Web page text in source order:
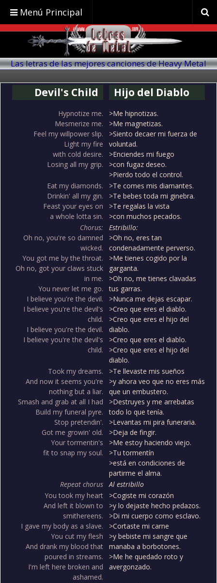
Menú Principal
Las letras de las mejores canciones de Heavy Metal
Devil's Child Hijo del Diablo
Hypnotize me.
Mesmerize me.
Feel my willpower slip.
Light my fire
with cold desire.
Losing all my grip.
>Me hipnotizas.
>Me magnetizas.
>Siento decaer mi fuerza de
voluntad.
>Enciendes mi fuego
>con fugaz deseo.
>Pierdo todo el control.
Eat my diamonds.
Drinkin' all my gin.
Feast your eyes on
a whole lotta sin.
>Te comes mis diamantes.
>Te bebes toda mi ginebra.
>Te regalas la vista
>con muchos pecados.
Chorus:
Oh no, you're so damned
wicked.
You got me by the throat.
Oh no, got your claws stuck
in me.
You never let me go.
I believe you're the devil.
I believe you're the devil's
child.
I believe you're the devil.
I believe you're the devil's
child.
Estribillo:
>Oh no, eres tan
condenadamente perverso.
>Me tienes cogido por la
garganta.
>Oh no, me tienes clavadas
tus garras.
>Nunca me dejas escapar.
>Creo que eres el diablo.
>Creo que eres el hijo del
diablo.
>Creo que eres el diablo.
>Creo que eres el hijo del
diablo.
Took my dreams.
And now it seems you're
nothing but a liar.
Smash and grab at all I had
Build my funeral pyre.
Stop pretendin'.
Got me growin' old.
Your tormentin's
fit to snap my soul.
>Te llevaste mis sueños
>y ahora veo que no eres más
que un embustero.
>Destruyes y me arrebatas
todo lo que tenía.
>Levantas mi pira funeraria.
>Deja de fingir.
>Me estoy haciendo viejo.
>Tu tormentín
>está en condiciones de
partirme el alma.
Repeat chorus
Al estribillo
You took my heart
And left it blown to
smithereens.
I gave my body as a slave.
You cut my flesh
And drank my blood that
poured in streams.
I'm left here broken and
ashamed.
>Cogiste mi corazón
>y lo dejaste hecho pedazos.
>Di mi cuerpo como esclavo.
>Cortaste mi carne
>y bebiste mi sangre que
manaba a borbotones.
>Me he quedado roto y
avergonzado.